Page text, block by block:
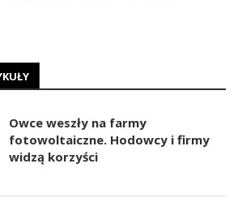
Owce weszły na farmy
fotowoltaiczne. Hodowcy i firmy
widzą korzyści